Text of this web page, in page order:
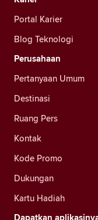
Portal Karier
Blog Teknologi
Perusahaan
Pertanyaan Umum
Destinasi
Ruang Pers
Kontak
Kode Promo
Dukungan
Kartu Hadiah